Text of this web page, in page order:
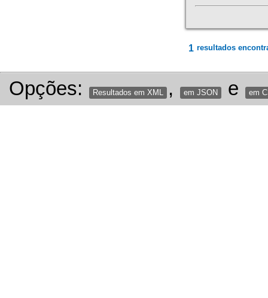
1 resultados
Opções: Resultados em XML , em JSON e em